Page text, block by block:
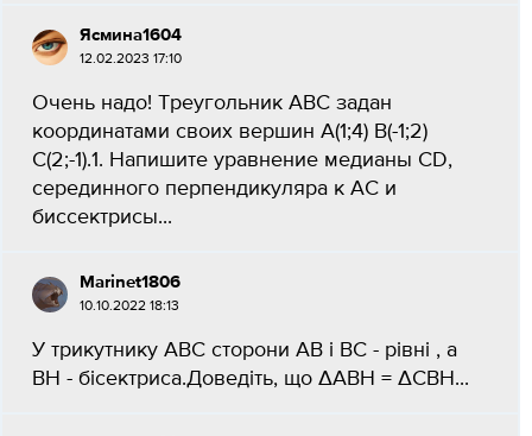
Ясмина1604
12.02.2023 17:10
Очень надо! Треугольник АВС задан
координатами своих вершин А(1;4) В(-1;2)
С(2;-1).1. Напишите уравнение медианы СD,
серединного перпендикуляра к АС и
биссектрисы...
Marinet1806
10.10.2022 18:13
У трикутнику ABC сторони AB і BC - рівні , а
BH - бісектриса.Доведіть, що ∆ABH = ∆CBH​...